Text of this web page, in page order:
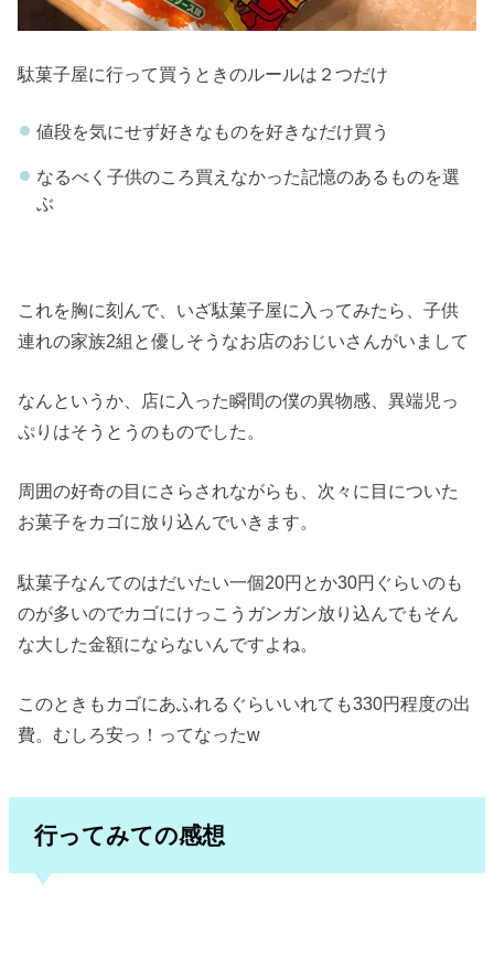
駄菓子屋に行って買うときのルールは２つだけ
値段を気にせず好きなものを好きなだけ買う
なるべく子供のころ買えなかった記憶のあるも‪のを選
ぶ
これを胸に刻んで、いざ駄菓子屋に入ってみたら、子供
連れの家族2組と優しそうなお店のおじいさんがいまして
なんというか、店に入った瞬間の僕の異物感、異端児っ
ぷりはそうとうのものでした。
周囲の好奇の目にさらされながらも、次々に目についた
お菓子をカゴに放り込んでいきます。
駄菓子なんてのはだいたい一個20円とか30円ぐらいのも
のが多いのでカゴにけっこうガンガン放り込んでもそん
な大した金額にならないんですよね。
このときもカゴにあふれるぐらいいれても330円程度の出
費。むしろ安っ！ってなったw
行ってみての感想